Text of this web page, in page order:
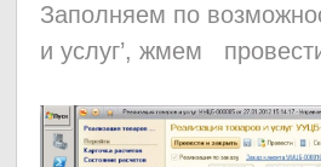
Заполняем по
и услуг’, жмем